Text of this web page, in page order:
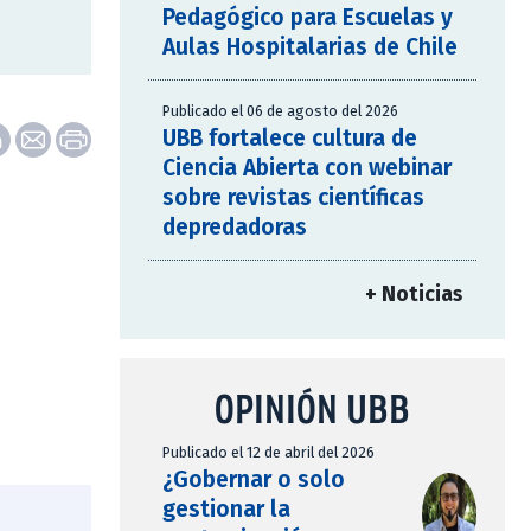
Pedagógico para Escuelas y
Aulas Hospitalarias de Chile
Publicado el 06 de agosto del 2026
UBB fortalece cultura de
Ciencia Abierta con webinar
sobre revistas científicas
depredadoras
+ Noticias
OPINIÓN UBB
Publicado el 12 de abril del 2026
¿Gobernar o solo
gestionar la